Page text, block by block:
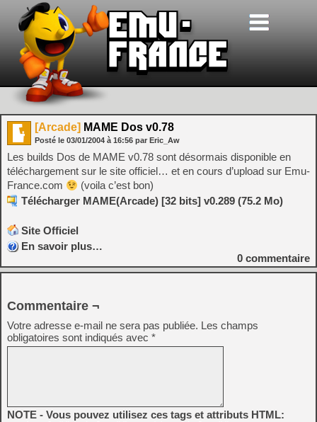
[Arcade] MAME Dos v0.78
Posté le 03/01/2004 à 16:56 par Eric_Aw
Les builds Dos de MAME v0.78 sont désormais disponible en
téléchargement sur le site officiel… et en cours d’upload sur Emu-
France.com
(voila c’est bon)
Télécharger MAME(Arcade) [32 bits] v0.289 (75.2 Mo)
Site Officiel
En savoir plus…
0 commentaire
Commentaire ¬
Votre adresse e-mail ne sera pas publiée. Les champs
obligatoires sont indiqués avec *
NOTE - Vous pouvez utilisez ces tags et attributs HTML: